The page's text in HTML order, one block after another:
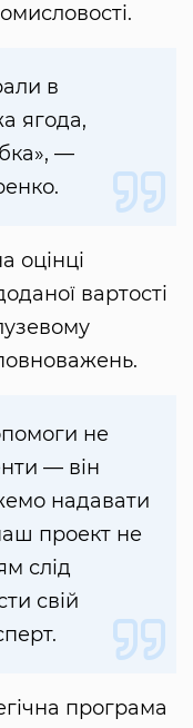
в
ягода,
—
оцінці
вартості
не
— він
надавати
проект не
слід
свій
програма